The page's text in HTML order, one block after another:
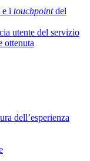
e i touchpointdel
utente del servizio
ottenuta
dell’esperienza